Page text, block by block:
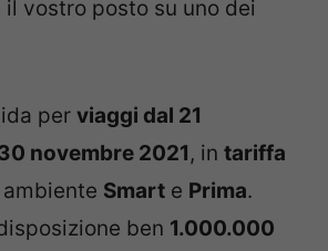
vostro posto su uno dei
per viaggi dal 21
novembre 2021, in tariffa
ambiente Smart e Prima.
ben 1.000.000